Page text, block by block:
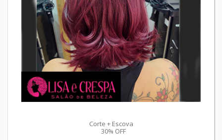
Corte + Escova
30% OFF